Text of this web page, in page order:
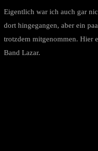
Eigentlich war ich auch gar
dort hingegangen, aber ein
trotzdem mitgenommen. Hier
Band Lazar.